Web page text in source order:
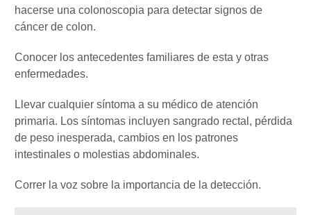
hacerse una colonoscopia para detectar signos de
cáncer de colon.
Conocer los antecedentes familiares de esta y otras
enfermedades.
Llevar cualquier síntoma a su médico de atención
primaria. Los síntomas incluyen sangrado rectal, pérdida
de peso inesperada, cambios en los patrones
intestinales o molestias abdominales.
Correr la voz sobre la importancia de la detección.